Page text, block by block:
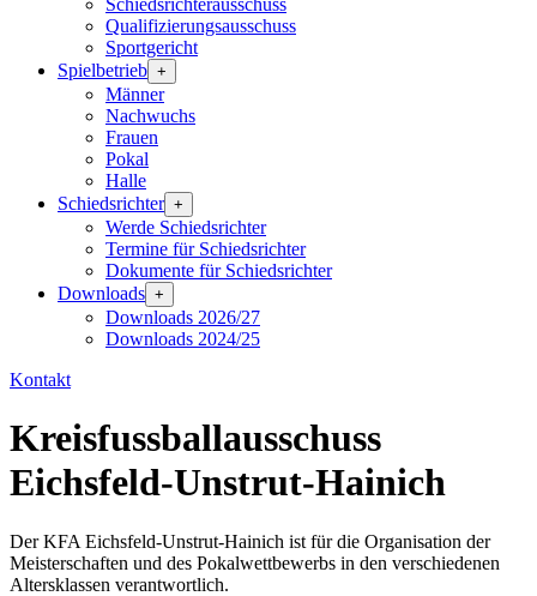
Schiedsrichterausschuss
Qualifizierungsausschuss
Sportgericht
Spielbetrieb +
Männer
Nachwuchs
Frauen
Pokal
Halle
Schiedsrichter +
Werde Schiedsrichter
Termine für Schiedsrichter
Dokumente für Schiedsrichter
Downloads +
Downloads 2026/27
Downloads 2024/25
Kontakt
Kreisfussballausschuss
Eichsfeld-Unstrut-Hainich
Der KFA Eichsfeld-Unstrut-Hainich ist für die Organisation der
Meisterschaften und des Pokalwettbewerbs in den verschiedenen
Altersklassen verantwortlich.